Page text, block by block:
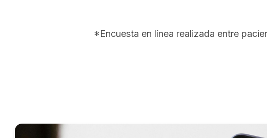
*Encuesta en línea realizada entre